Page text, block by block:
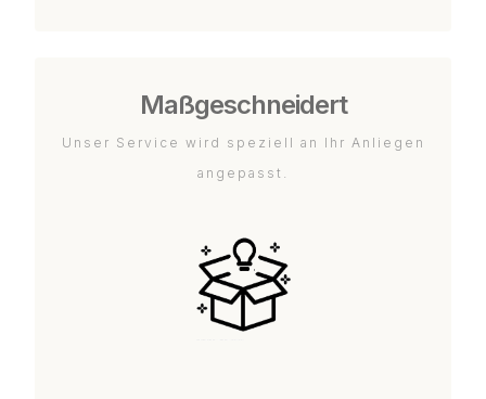
Maßgeschneidert
Unser Service wird speziell an Ihr Anliegen
angepasst.